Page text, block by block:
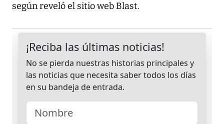
según reveló el sitio web Blast.